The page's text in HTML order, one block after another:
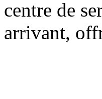
centre de
arrivant,